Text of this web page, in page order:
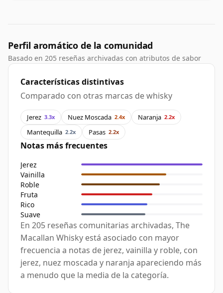
Perfil aromático de la comunidad
Basado en 205 reseñas archivadas con atributos de sabor
Características distintivas
Comparado con otras marcas de whisky
Jerez 3.3x Nuez Moscada 2.4x Naranja 2.2x
Mantequilla 2.2x Pasas 2.2x
Notas más frecuentes
Jerez
Vainilla
Roble
Fruta
Rico
Suave
En 205 reseñas comunitarias archivadas, The
Macallan Whisky está asociado con mayor
frecuencia a notas de jerez, vainilla y roble, con
jerez, nuez moscada y naranja apareciendo más
a menudo que la media de la categoría.